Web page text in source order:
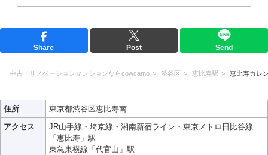
Share Post Send
中古・リノベーションマンションならcowcamo 渋谷区 恵比寿駅 恵比寿カレ
住所
東京都渋谷区恵比寿南
アクセス
JR山手線・埼京線・湘南新宿ライン・東京メトロ日比谷線
「恵比寿」駅
東急東横線「代官山」駅